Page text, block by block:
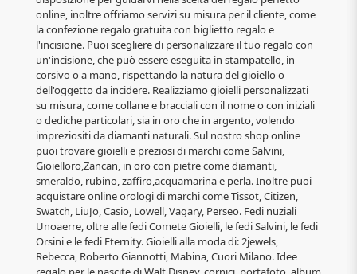
online, inoltre offriamo servizi su misura per il cliente, come
la confezione regalo gratuita con biglietto regalo e
l'incisione. Puoi scegliere di personalizzare il tuo regalo con
un'incisione, che può essere eseguita in stampatello, in
corsivo o a mano, rispettando la natura del gioiello o
dell'oggetto da incidere. Realizziamo gioielli personalizzati
su misura, come collane e bracciali con il nome o con iniziali
o dediche particolari, sia in oro che in argento, volendo
impreziositi da diamanti naturali. Sul nostro shop online
puoi trovare gioielli e preziosi di marchi come Salvini,
Gioielloro,Zancan, in oro con pietre come diamanti,
smeraldo, rubino, zaffiro,acquamarina e perla. Inoltre puoi
acquistare online orologi di marchi come Tissot, Citizen,
Swatch, LiuJo, Casio, Lowell, Vagary, Perseo. Fedi nuziali
Unoaerre, oltre alle fedi Comete Gioielli, le fedi Salvini, le fedi
Orsini e le fedi Eternity. Gioielli alla moda di: 2jewels,
Rebecca, Roberto Giannotti, Mabina, Cuori Milano. Idee